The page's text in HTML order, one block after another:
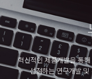
혁신적인 제품개발을 통
선점하는 연구개발